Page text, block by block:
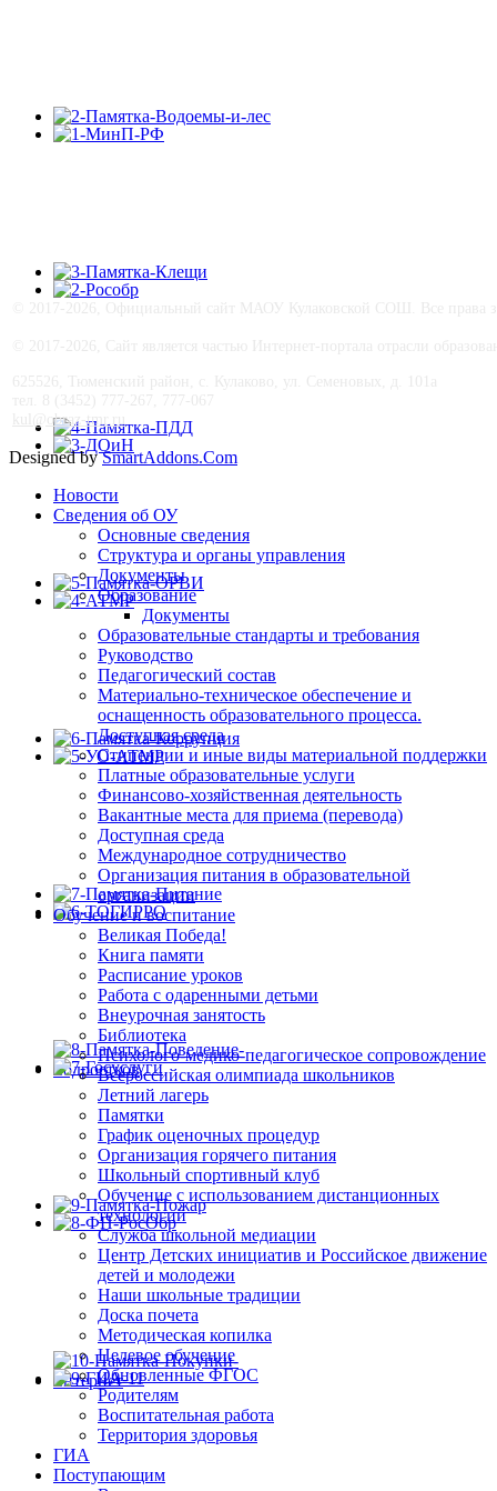
kul@obraz-tmr.ru
Designed bySmartAddons.Com
Новости
Сведения об ОУ
Основные сведения
Структура и органы управления
Документы
Образование
Документы
Образовательные стандарты и требования
Руководство
Педагогический состав
Материально-техническое обеспечение и
оснащенность образовательного процесса.
Доступная среда
Стипендии и иные виды материальной поддержки
Платные образовательные услуги
Финансово-хозяйственная деятельность
Вакантные места для приема (перевода)
Доступная среда
Международное сотрудничество
Организация питания в образовательной
организации
Обучение и воспитание
Великая Победа!
Книга памяти
Расписание уроков
Работа с одаренными детьми
Внеурочная занятость
Библиотека
Психолого-медико-педагогическое сопровождение
Всероссийская олимпиада школьников
Летний лагерь
Памятки
График оценочных процедур
Организация горячего питания
Школьный спортивный клуб
Обучение с использованием дистанционных
технологий
Служба школьной медиации
Центр Детских инициатив и Российское движение
детей и молодежи
Наши школьные традиции
Доска почета
Методическая копилка
Целевое обучение
Обновленные ФГОС
Родителям
Воспитательная работа
Территория здоровья
ГИА
Поступающим